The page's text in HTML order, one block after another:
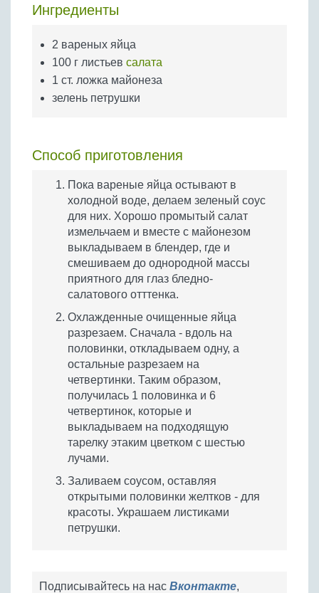
Бобовые
Крупы
Ингредиенты
2 вареных яйца
100 г листьев салата
1 ст. ложка майонеза
зелень петрушки
Способ приготовления
Пока вареные яйца остывают в
холодной воде, делаем зеленый соус
для них. Хорошо промытый салат
измельчаем и вместе с майонезом
выкладываем в блендер, где и
смешиваем до однородной массы
приятного для глаз бледно-
салатового отттенка.
Охлажденные очищенные яйца
разрезаем. Сначала - вдоль на
половинки, откладываем одну, а
остальные разрезаем на
четвертинки. Таким образом,
получилась 1 половинка и 6
четвертинок, которые и
выкладываем на подходящую
тарелку этаким цветком с шестью
лучами.
Заливаем соусом, оставляя
открытыми половинки желтков - для
красоты. Украшаем листиками
петрушки.
Подписывайтесь на нас Вконтакте,